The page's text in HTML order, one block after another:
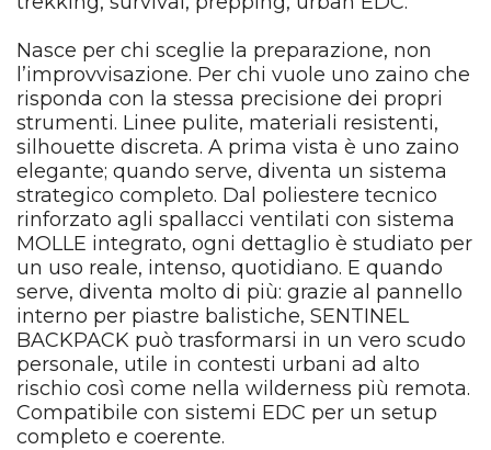
Nasce per chi sceglie la preparazione, non
l’improvvisazione. Per chi vuole uno zaino che
risponda con la stessa precisione dei propri
strumenti. Linee pulite, materiali resistenti,
silhouette discreta. A prima vista è uno zaino
elegante; quando serve, diventa un sistema
strategico completo. Dal poliestere tecnico
rinforzato agli spallacci ventilati con sistema
MOLLE integrato, ogni dettaglio è studiato per
un uso reale, intenso, quotidiano. E quando
serve, diventa molto di più: grazie al pannello
interno per piastre balistiche, SENTINEL
BACKPACK può trasformarsi in un vero scudo
personale, utile in contesti urbani ad alto
rischio così come nella wilderness più remota.
Compatibile con sistemi EDC per un setup
completo e coerente.